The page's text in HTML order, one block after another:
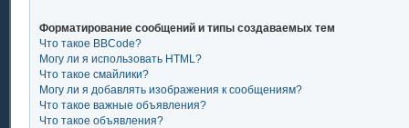
Форматирование сообщений и типы создаваемых тем
Что такое BBCode?
Могу ли я использовать HTML?
Что такое смайлики?
Могу ли я добавлять изображения к сообщениям?
Что такое важные объявления?
Что такое объявления?